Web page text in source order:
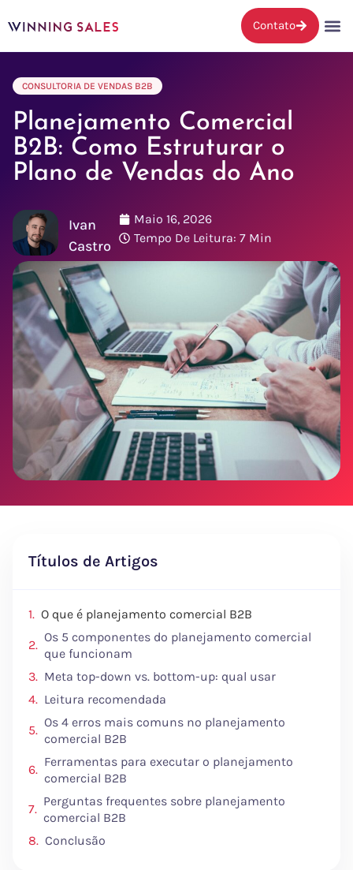
Contato
CONSULTORIA DE VENDAS B2B
Planejamento Comercial
B2B: Como Estruturar o
Plano de Vendas do Ano
Maio 16, 2026
Tempo De Leitura: 7 Min
Ivan
Castro
Títulos de Artigos
O que é planejamento comercial B2B
Os 5 componentes do planejamento comercial
que funcionam
Meta top-down vs. bottom-up: qual usar
Leitura recomendada
Os 4 erros mais comuns no planejamento
comercial B2B
Ferramentas para executar o planejamento
comercial B2B
Perguntas frequentes sobre planejamento
comercial B2B
Conclusão